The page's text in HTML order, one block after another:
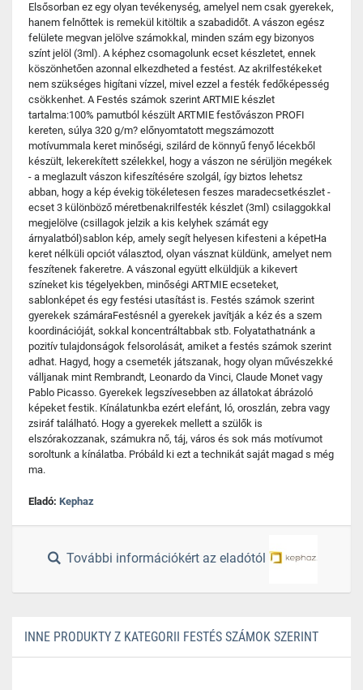
Elsősorban ez egy olyan tevékenység, amelyel nem csak gyerekek,
hanem felnőttek is remekül kitöltik a szabadidőt. A vászon egész
felülete megvan jelölve számokkal, minden szám egy bizonyos
színt jelöl (3ml). A képhez csomagolunk ecset készletet, ennek
köszönhetően azonnal elkezdheted a festést. Az akrilfestékeket
nem szükséges higítani vízzel, mivel ezzel a festék fedőképesség
csökkenhet. A Festés számok szerint ARTMIE készlet
tartalma:100% pamutból készült ARTMIE festővászon PROFI
kereten, súlya 320 g/m? előnyomtatott megszámozott
motívummala keret minőségi, szilárd de könnyű fenyő lécekből
készült, lekerekített szélekkel, hogy a vászon ne sérüljön megékek
- a meglazult vászon kifeszítésére szolgál, így biztos lehetsz
abban, hogy a kép évekig tökéletesen feszes maradecsetkészlet -
ecset 3 különböző méretbenakrilfesték készlet (3ml) csilaggokkal
megjelölve (csillagok jelzik a kis kelyhek számát egy
árnyalatból)sablon kép, amely segít helyesen kifesteni a képetHa
keret nélküli opciót választod, olyan vásznat küldünk, amelyet nem
feszítenek fakeretre. A vászonal együtt elküldjük a kikevert
színeket kis tégelyekben, minőségi ARTMIE ecseteket,
sablonképet és egy festési utasítást is. Festés számok szerint
gyerekek számáraFestésnél a gyerekek javítják a kéz és a szem
koordinációját, sokkal koncentráltabbak stb. Folyatathatnánk a
pozitív tulajdonságok felsorolását, amiket a festés számok szerint
adhat. Hagyd, hogy a csemeték játszanak, hogy olyan művészekké
válljanak mint Rembrandt, Leonardo da Vinci, Claude Monet vagy
Pablo Picasso. Gyerekek legszívesebben az állatokat ábrázoló
képeket festik. Kínálatunkba ezért elefánt, ló, oroszlán, zebra vagy
zsiráf található. Hogy a gyerekek mellett a szülők is
elszórakozzanak, számukra nő, táj, város és sok más motívumot
soroltunk a kínálatba. Próbáld ki ezt a technikát saját magad s még
ma.
Eladó: Kephaz
További információkért az eladótól
INNE PRODUKTY Z KATEGORII FESTÉS SZÁMOK SZERINT